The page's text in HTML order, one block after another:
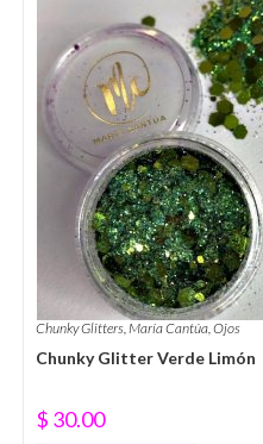
Chunky Glitters,María Cantúa,Ojos
Chunky Glitter Verde Limón
$ 30.00